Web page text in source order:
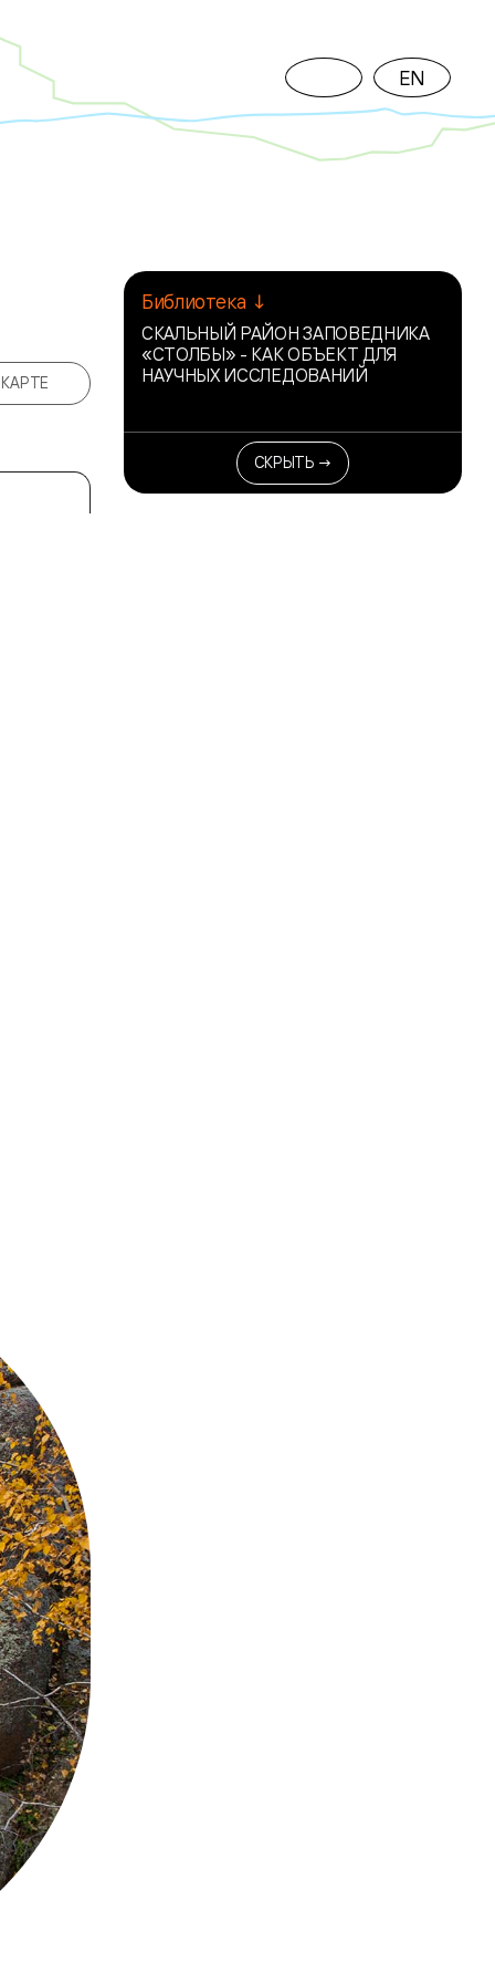
EN
Библиотека ↓
СКАЛЬНЫЙ РАЙОН ЗАПОВЕДНИКА
«СТОЛБЫ» - КАК ОБЪЕКТ ДЛЯ
НАУЧНЫХ ИССЛЕДОВАНИЙ
СКРЫТЬ →